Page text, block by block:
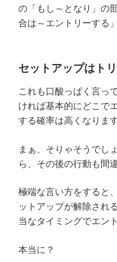
の「もし～となり」の
合は～エントリーする
セットアップはト
これも口酸っぱく言っ
ければ基本的にどこで
する確率は高くなります
まぁ、そりゃそうでし
ら、その後の行動も間
極端な言い方をすると
ットアップが解除され
当なタイミングでエン
本当に？